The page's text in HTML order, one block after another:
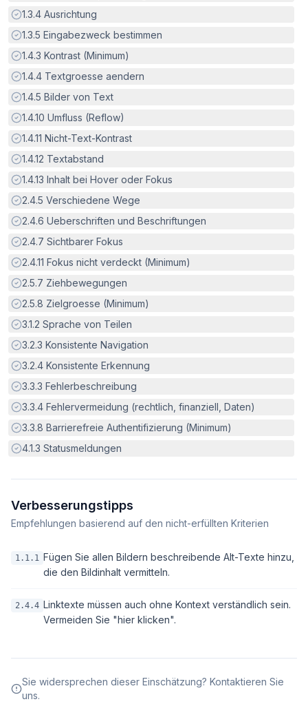
Erfüllt:
1.3.4 Ausrichtung
Erfüllt:
1.3.5 Eingabezweck bestimmen
Erfüllt:
1.4.3 Kontrast (Minimum)
Erfüllt:
1.4.4 Textgroesse aendern
Erfüllt:
1.4.5 Bilder von Text
Erfüllt:
1.4.10 Umfluss (Reflow)
Erfüllt:
1.4.11 Nicht-Text-Kontrast
Erfüllt:
1.4.12 Textabstand
Erfüllt:
1.4.13 Inhalt bei Hover oder Fokus
Erfüllt:
2.4.5 Verschiedene Wege
Erfüllt:
2.4.6 Ueberschriften und Beschriftungen
Erfüllt:
2.4.7 Sichtbarer Fokus
Erfüllt:
2.4.11 Fokus nicht verdeckt (Minimum)
Erfüllt:
2.5.7 Ziehbewegungen
Erfüllt:
2.5.8 Zielgroesse (Minimum)
Erfüllt:
3.1.2 Sprache von Teilen
Erfüllt:
3.2.3 Konsistente Navigation
Erfüllt:
3.2.4 Konsistente Erkennung
Erfüllt:
3.3.3 Fehlerbeschreibung
Erfüllt:
3.3.4 Fehlervermeidung (rechtlich, finanziell, Daten)
Erfüllt:
3.3.8 Barrierefreie Authentifizierung (Minimum)
Erfüllt:
4.1.3 Statusmeldungen
Verbesserungstipps
Empfehlungen basierend auf den nicht-erfüllten Kriterien
1.1.1 Fügen Sie allen Bildern beschreibende Alt-Texte hinzu,
die den Bildinhalt vermitteln.
2.4.4 Linktexte müssen auch ohne Kontext verständlich sein.
Vermeiden Sie "hier klicken".
Sie widersprechen dieser Einschätzung? Kontaktieren Sie
uns.